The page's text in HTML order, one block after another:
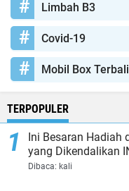
Limbah B3
Covid-19
Mobil Box
TERPOPULER
Ini Besaran Hadiah
yang Dikendalikan
Dibaca: kali